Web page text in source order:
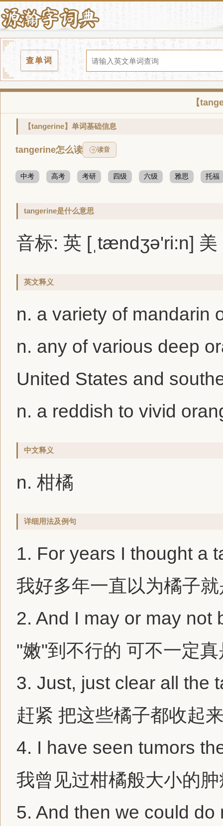
查单词
【
【tangerine】单词基础信息
tangerine怎么读 读音
中考 高考 考研 四级 六级 雅思 托福
tangerine是什么意思
音标: 英 [ˌtændʒə'ri:n]
英文释义
n. a variety of mandarin
n. any of various deep
United States and
n. a reddish to vivid
中文释义
n. 柑橘
详细用法及例句
1. For years I thought a
我好多年一直以为橘子
2. And I may or may not
"嫩"到不行的 可不一定
3. Just, just clear all the
赶紧 把这些橘子都收起
4. I have seen tumors
我曾见过柑橘般大小的
5. And then we could